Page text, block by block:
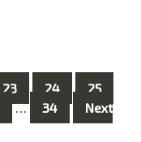
23 24
25
… 34 Next